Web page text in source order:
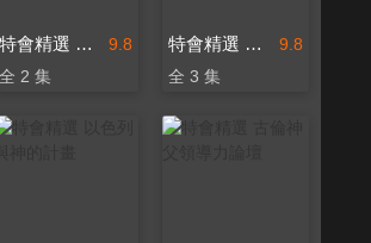
9.8
特會精選 內在生活饗宴特會-安靜中的大能
全 2 集
9.8
特會精選 Shine Rise and GO
全 3 集